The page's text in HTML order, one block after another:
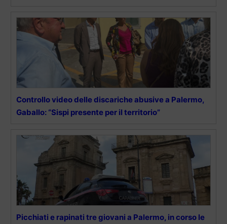
Controllo video delle discariche abusive a Palermo,
Gaballo: “Sispi presente per il territorio”
Picchiati e rapinati tre giovani a Palermo, in corso le